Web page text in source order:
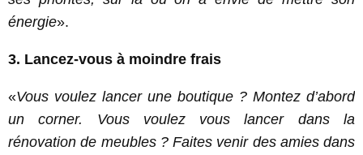
énergie».
3. Lancez-vous à moindre frais
«Vous voulez lancer une boutique ? Montez d’abord
un corner. Vous voulez vous lancer dans la
rénovation de meubles ? Faites venir des amies dans